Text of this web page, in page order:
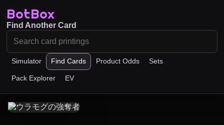
BotBox
Simulator Find Cards Product Odds Sets
Pack Explorer EV
Find Another Card